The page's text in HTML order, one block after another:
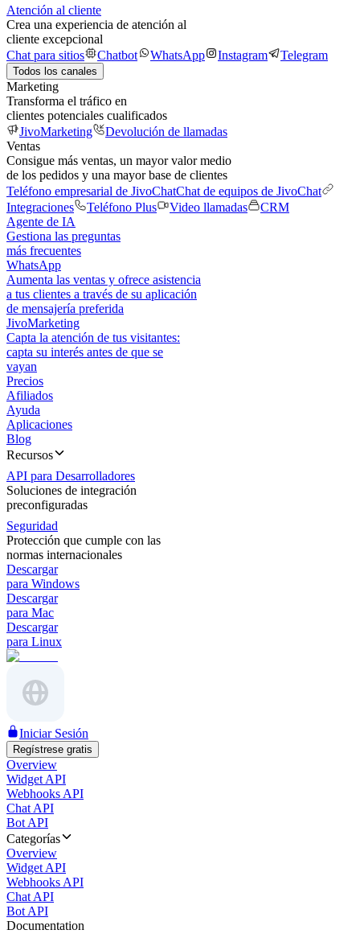
Atención al cliente
Crea una experiencia de atención al
cliente excepcional
Chat para sitios
Chatbot WhatsApp Instagram Telegram
Todos los canales
Marketing
Transforma el tráfico en
clientes potenciales cualificados
JivoMarketing
Devolución de llamadas
Ventas
Consigue más ventas, un mayor valor medio
de los pedidos y una mayor base de clientes
Teléfono empresarial de JivoChatChat de equipos de JivoChat
Integraciones
Teléfono Plus Video llamadas
CRM
Agente de IA
Gestiona las preguntas
más frecuentes
WhatsApp
Aumenta las ventas y ofrece asistencia
a tus clientes a través de su aplicación
de mensajería preferida
JivoMarketing
Capta la atención de tus visitantes:
capta su interés antes de que se
vayan
Precios
Afiliados
Ayuda
Aplicaciones
Blog
Recursos
API para Desarrolladores
Soluciones de integración
preconfiguradas
Seguridad
Protección que cumple con las
normas internacionales
Descargar
para Windows
Descargar
para Mac
Descargar
para Linux
Iniciar Sesión
Regístrese gratis
Overview
Widget API
Webhooks API
Chat API
Bot API
Categorías
Overview
Widget API
Webhooks API
Chat API
Bot API
Documentation